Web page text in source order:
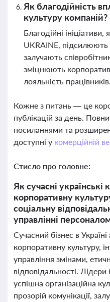
Як благодійність
культуру компаній?
Благодійні ініціативи,
UKRAINE, підсилюють
залучають
зміцнюють
лояльність працівників.
Кожне з питань — це
публікацій за день.
посиланнями та
доступні у комерційній
Стисло про головне:
Як сучасні
корпоративну
соціальну
управлінні
Сучасний бізнес в
корпоративну культуру,
управління змінами,
відповідальності.
успішна організаційна
прозорій комунікації,